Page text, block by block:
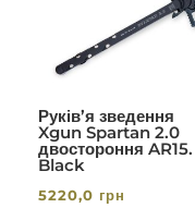
Руків’я зведення
Xgun Spartan 2.0
двостороння AR15.
Black
з 5
5220,0 грн